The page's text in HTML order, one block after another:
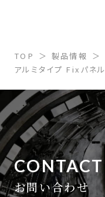
TOP 製品情報
アルミタイプ Fixパネル
CONTACT
お問い合わせ